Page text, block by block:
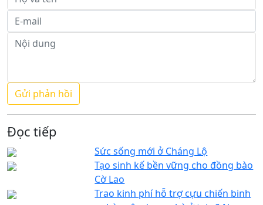
Đọc tiếp
Sức sống mới ở Cháng Lộ
Tạo sinh kế bền vững cho đồng bào
Cờ Lao
Trao kinh phí hỗ trợ cựu chiến binh